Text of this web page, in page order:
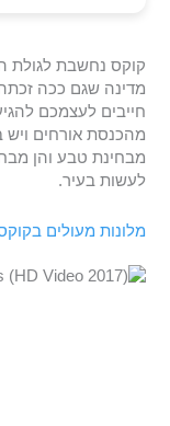
קוקס נחשבת לגולת
מדינה שגם ככה
חייבים לעצמכם
מהכנסת אורחים
מבחינת טבע והן
לעשות בעיר.
מלונות מעולים